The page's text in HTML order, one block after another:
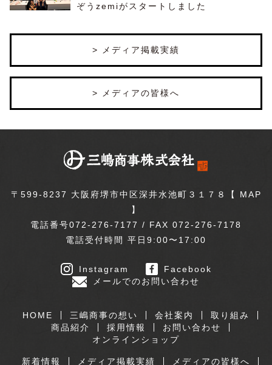
ぞうzemiがスタートしました
> メディア掲載実績
> メディアの皆様へ
〒599-8237 大阪府堺市中区深井水池町３１７８【 MAP
】
電話番号072-276-7177 / FAX 072-276-7178
電話受付時間 平日9:00〜17:00
Instagram
Facebook
メールでのお問い合わせ
HOME 三嶋商事の想い 会社案内
取り組み
商品紹介
採用情報
お問い合わせ
オンラインショップ
新着情報 メディア掲載実績 メディアの皆様へ